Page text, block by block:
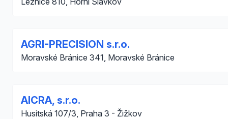
AGRI-PRECISION s.r.o.
Moravské Bránice 341, Moravské Bránice
AICRA, s.r.o.
Husitská 107/3, Praha 3 - Žižkov